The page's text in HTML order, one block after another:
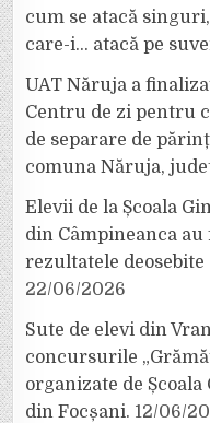
cum se atacă
care-i… atacă pe
UAT Năruja a
Centru de zi pentru
de separare de
comuna Năruja,
Elevii de la Școala
din Câmpineanca
rezultatele
22/06/2026
Sute de elevi din
concursurile
organizate de Școala
din Focșani. 12/06/